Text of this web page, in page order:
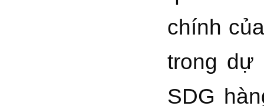
chính
trong dự
SDG